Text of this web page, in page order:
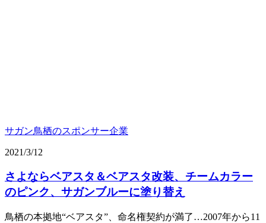
サガン鳥栖のスポンサー企業
2021/3/12
さよならベアスタ＆ベアスタ改装、チームカラー
のピンク、サガンブルーに塗り替え
鳥栖の本拠地“ベアスタ”、命名権契約が満了…2007年から11